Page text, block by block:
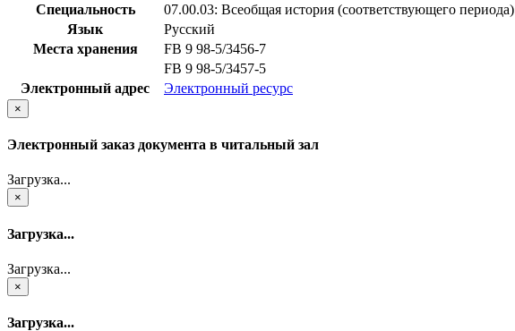
Специальность
07.00.03: Всеобщая история (соответствующего периода)
Язык
Русский
Места хранения
FB 9 98-5/3456-7
FB 9 98-5/3457-5
Электронный адрес
Электронный ресурс
×
Электронный заказ документа в читальный зал
Загрузка...
×
Загрузка...
Загрузка...
×
Загрузка...